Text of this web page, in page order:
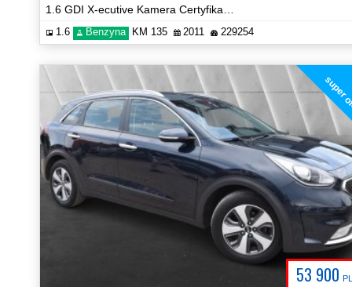
1.6 Benzyna KM 135 2011 229254
53 900